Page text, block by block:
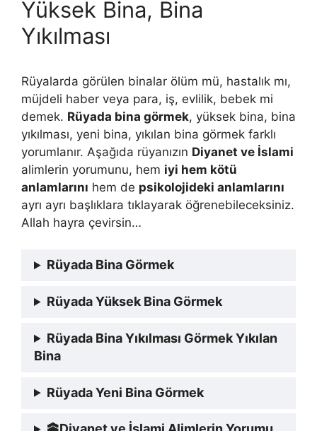
Yüksek Bina, Bina
Yıkılması
Rüyalarda görülen binalar ölüm mü, hastalık mı,
müjdeli haber veya para, iş, evlilik, bebek mi
demek. Rüyada bina görmek, yüksek bina, bina
yıkılması, yeni bina, yıkılan bina görmek farklı
yorumlanır. Aşağıda rüyanızın Diyanet ve İslami
alimlerin yorumunu, hem iyi hem kötü
anlamlarını hem de psikolojideki anlamlarını
ayrı ayrı başlıklara tıklayarak öğrenebileceksiniz.
Allah hayra çevirsin…
Rüyada Bina Görmek
Rüyada Yüksek Bina Görmek
Rüyada Bina Yıkılması Görmek Yıkılan
Bina
Rüyada Yeni Bina Görmek